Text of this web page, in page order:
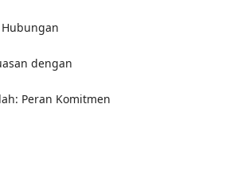
Hubungan
dengan
Peran Komitmen